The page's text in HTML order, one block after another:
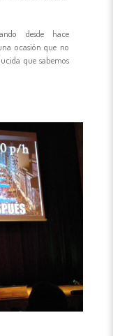
desde hace
ocasión que no
que sabemos